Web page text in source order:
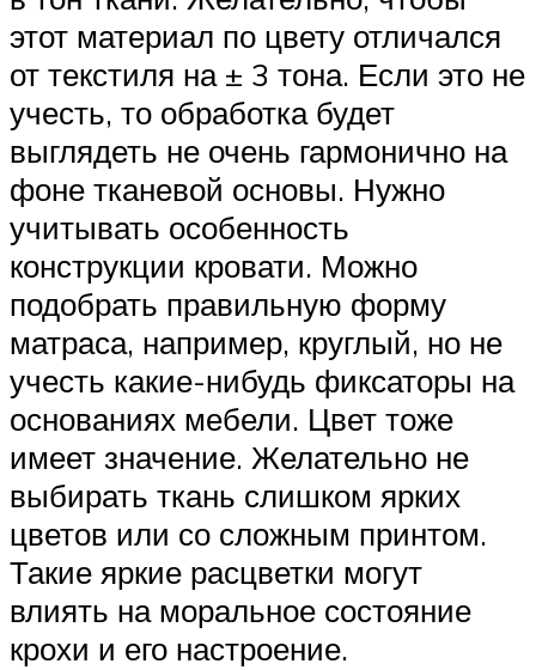
этот материал по цвету отличался
от текстиля на ± 3 тона. Если это не
учесть, то обработка будет
выглядеть не очень гармонично на
фоне тканевой основы. Нужно
учитывать особенность
конструкции кровати. Можно
подобрать правильную форму
матраса, например, круглый, но не
учесть какие-нибудь фиксаторы на
основаниях мебели. Цвет тоже
имеет значение. Желательно не
выбирать ткань слишком ярких
цветов или со сложным принтом.
Такие яркие расцветки могут
влиять на моральное состояние
крохи и его настроение.